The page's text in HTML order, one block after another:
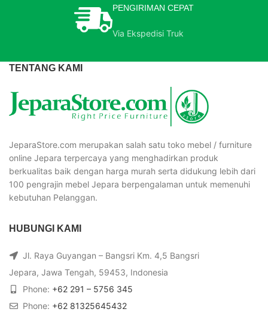
PENGIRIMAN CEPAT
Via Ekspedisi Truk
TENTANG KAMI
JeparaStore.com merupakan salah satu toko mebel / furniture
online Jepara terpercaya yang menghadirkan produk
berkualitas baik dengan harga murah serta didukung lebih dari
100 pengrajin mebel Jepara berpengalaman untuk memenuhi
kebutuhan Pelanggan.
HUBUNGI KAMI
Jl. Raya Guyangan – Bangsri Km. 4,5 Bangsri
Jepara, Jawa Tengah, 59453, Indonesia
Phone: +62 291 – 5756 345
Phone: +62 81325645432